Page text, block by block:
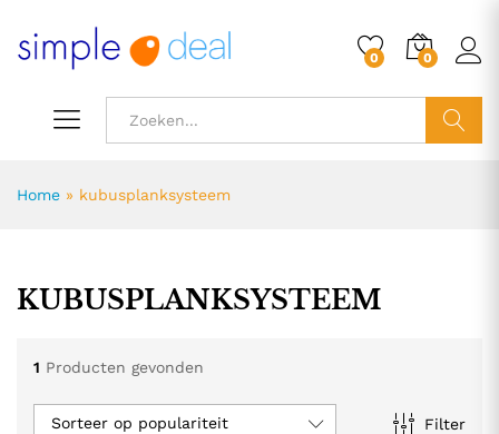
0 0
Home » kubusplanksysteem
KUBUSPLANKSYSTEEM
1 Producten gevonden
Filter
Sorteer op populariteit